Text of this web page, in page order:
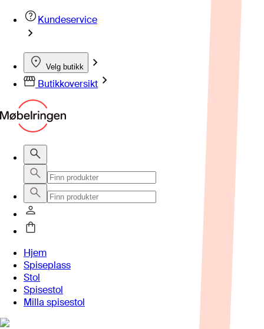
Kundeservice
Velg butikk
Butikkoversikt
Hjem
Spiseplass
Stol
Spisestol
Milla spisestol